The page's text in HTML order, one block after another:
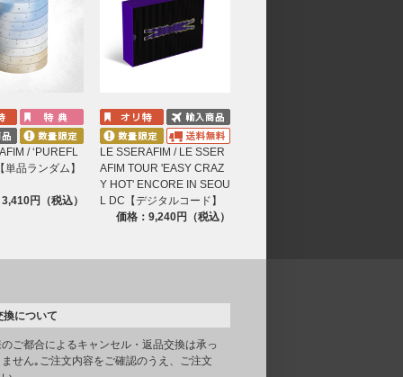
/ ‘PUREFL
単品ランダム】
円（税込）
LE SSERAFIM / LE SSER
AFIM TOUR 'EASY CRAZ
Y HOT' ENCORE IN SEOU
L DC【デジタルコード】
価格：9,240円（税込）
換について
のご都合によるキャンセル・返品交換は承っ
せん｡ご注文内容をご確認のうえ、ご注文